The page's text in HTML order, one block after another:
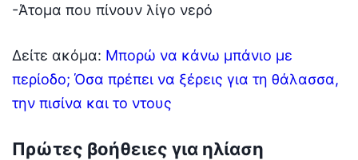
-Άτομα που πίνουν λίγο νερό
Δείτε ακόμα: Μπορώ να κάνω μπάνιο με
περίοδο; Όσα πρέπει να ξέρεις για τη θάλασσα,
την πισίνα και το ντους
Πρώτες βοήθειες για ηλίαση